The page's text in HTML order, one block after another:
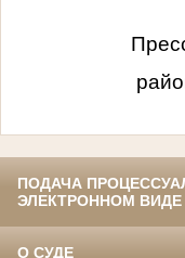
ПОДАЧА
ЭЛЕКТРОННОМ ВИДЕ
О СУДЕ